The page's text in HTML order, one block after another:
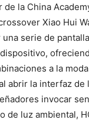
de la China
Xiao Hui
serie de
a la
abrir la interfaz de
invocar
de luz ambiental,